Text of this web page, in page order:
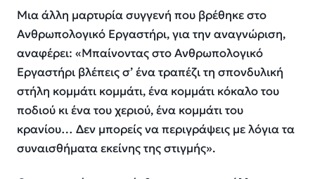
Μια άλλη μαρτυρία συγγενή που βρέθηκε στο
Ανθρωπολογικό Εργαστήρι, για την αναγνώριση,
αναφέρει: «Μπαίνοντας στο Ανθρωπολογικό
Εργαστήρι βλέπεις σ’ ένα τραπέζι τη σπονδυλική
στήλη κομμάτι κομμάτι, ένα κομμάτι κόκαλο του
ποδιού κι ένα του χεριού, ένα κομμάτι του
κρανίου… Δεν μπορείς να περιγράψεις με λόγια τα
συναισθήματα εκείνης της στιγμής».